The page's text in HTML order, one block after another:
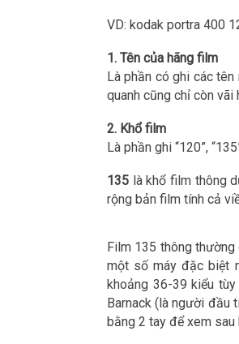
VD: kodak portra 400
1. Tên của hãng film
Là phần có ghi các
quanh cũng chỉ còn vãi
2. Khổ film
Là phần ghi “120”,
135 là khổ film thông
rộng bản film tính cả
Film 135 thông thường
một số máy đặc biệt
khoảng 36-39 kiểu
Barnack (là người đầu
bằng 2 tay để xem sau